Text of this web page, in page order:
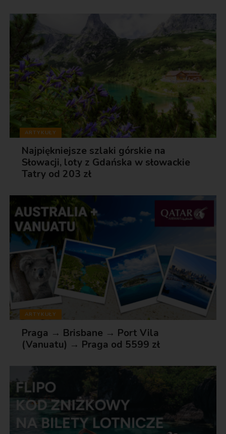
ARTYKUŁY
Najpiękniejsze szlaki górskie na
Słowacji, loty z Gdańska w słowackie
Tatry od 203 zł
ARTYKUŁY
Praga → Brisbane → Port Vila
(Vanuatu) → Praga od 5599 zł